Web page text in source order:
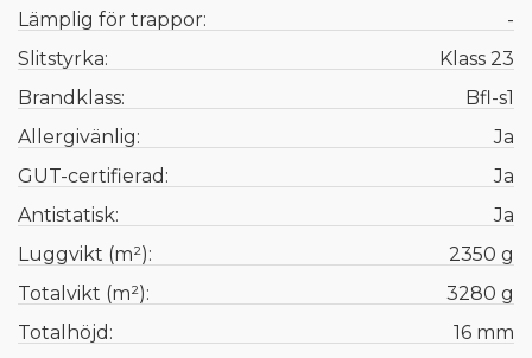
Lämplig för trappor:
-
Slitstyrka:
Klass 23
Brandklass:
Bfl-s1
Allergivänlig:
Ja
GUT-certifierad:
Ja
Antistatisk:
Ja
Luggvikt (m²):
2350 g
Totalvikt (m²):
3280 g
Totalhöjd:
16 mm